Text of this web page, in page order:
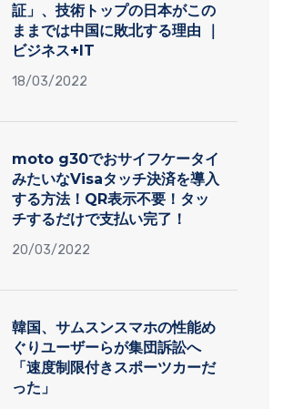
証」、技術トップの日本がこの
ままでは中国に敗北する理由 ｜
ビジネス+IT
18/03/2022
moto g30でおサイフケータイ
みたいなVisaタッチ決済を導入
する方法！QR表示不要！タッ
チするだけで支払い完了！
20/03/2022
韓国、サムスンスマホの性能め
ぐりユーザーらが集団訴訟へ
「速度制限付きスポーツカーだ
った」